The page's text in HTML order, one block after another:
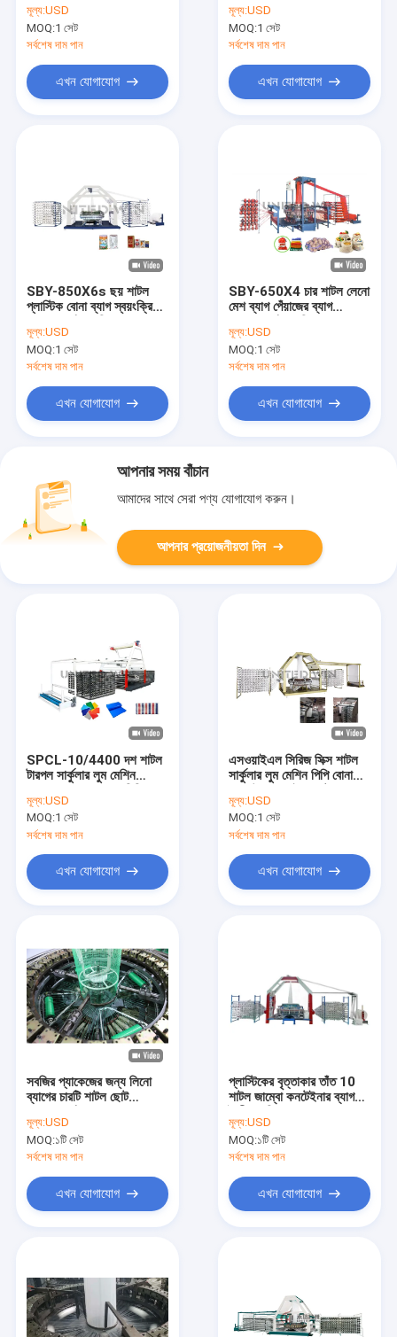
পণ্য
ভিডিও
মূল্য:USD
MOQ:1 সেট
সর্বশেষ দাম পান
এখন যোগাযোগ
মূল্য:USD
MOQ:1 সেট
সর্বশেষ দাম পান
এখন যোগাযোগ
SBY-850X6s ছয় শাটল
প্লাস্টিক বোনা ব্যাগ স্বয়ংক্রিয়
মূল্য:USD
MOQ:1 সেট
সর্বশেষ দাম পান
এখন যোগাযোগ
SBY-650X4 চার শাটল লেনো
মেশ ব্যাগ পেঁয়াজের ব্যাগ
মূল্য:USD
MOQ:1 সেট
সর্বশেষ দাম পান
এখন যোগাযোগ
আপনার সময় বাঁচান
আমাদের সাথে সেরা পণ্য যোগাযোগ করুন।
আপনার প্রয়োজনীয়তা দিন
SPCL-10/4400 দশ শাটল
টারপল সার্কুলার লুম মেশিন
মূল্য:USD
MOQ:1 সেট
সর্বশেষ দাম পান
এখন যোগাযোগ
এসওয়াইএল সিরিজ সিক্স শাটল
সার্কুলার লুম মেশিন পিপি বোনা
মূল্য:USD
MOQ:1 সেট
সর্বশেষ দাম পান
এখন যোগাযোগ
সবজির প্যাকেজের জন্য লিনো
ব্যাগের চারটি শাটল ছোট
মূল্য:USD
MOQ:১টি সেট
সর্বশেষ দাম পান
এখন যোগাযোগ
প্লাস্টিকের বৃত্তাকার তাঁত 10
শাটল জাম্বো কনটেইনার ব্যাগ
মূল্য:USD
MOQ:১টি সেট
সর্বশেষ দাম পান
এখন যোগাযোগ